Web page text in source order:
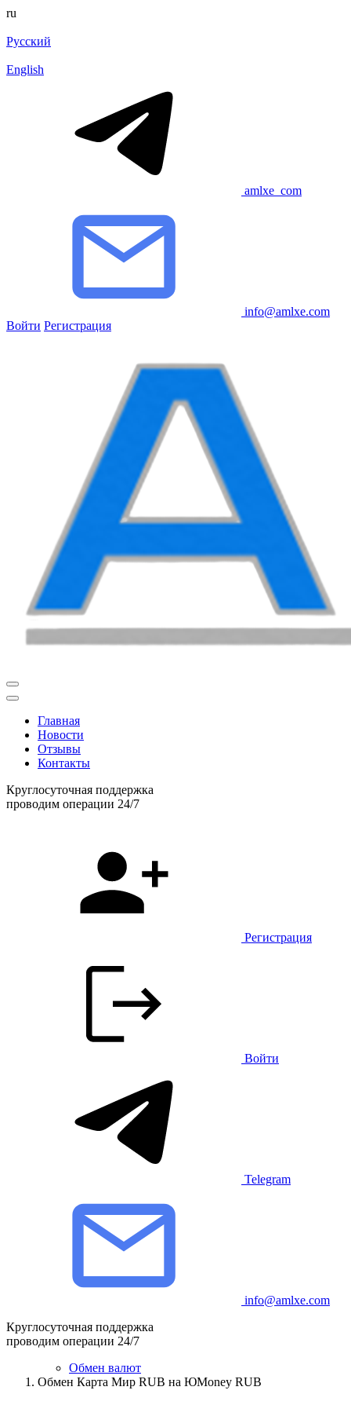
ru
Русский
English
amlxe_com
info@amlxe.com
Войти Регистрация
Главная
Новости
Отзывы
Контакты
Круглосуточная поддержка
проводим операции 24/7
Регистрация
Войти
Telegram
info@amlxe.com
Круглосуточная поддержка
проводим операции 24/7
Обмен валют
Обмен Карта Мир RUB на ЮMoney RUB